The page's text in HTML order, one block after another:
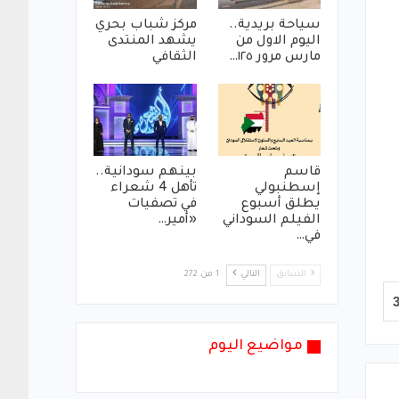
سياحة بريدية..
اليوم الاول من
مارس مرور ١٢٥…
مركز شباب بحري
يشهد المنتدى
الثقافي
قاسم
إسطنبولي
يطلق أسبوع
الفيلم السوداني
في…
بينهم سودانية..
تأهل 4 شعراء
في تصفيات
«أمير…
السابق التالي 1 من 272
مواضيع اليوم